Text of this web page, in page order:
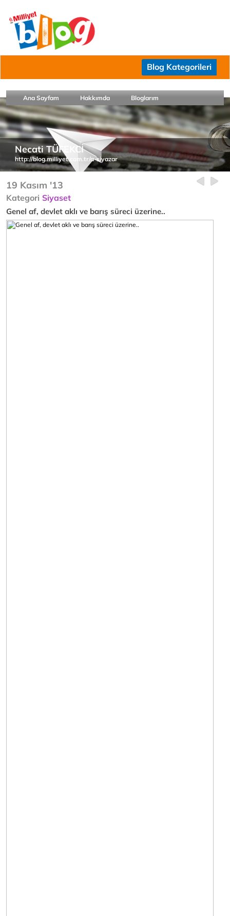
Blog Kategorileri
Ana Sayfam Hakkımda Bloglarım
Necati TÜFEKCİ
http://blog.milliyet.com.tr/a-siyazar
19 Kasım '13
Kategori Siyaset
Genel af, devlet aklı ve barış süreci üzerine..